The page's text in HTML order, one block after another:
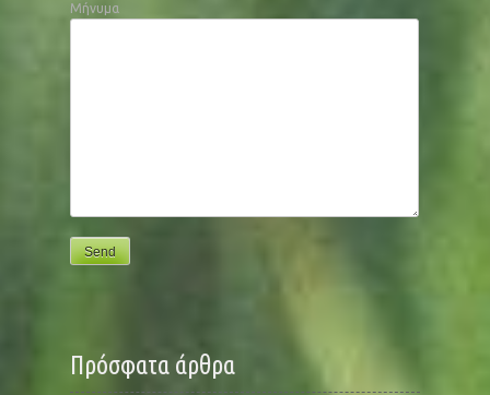
Μήνυμα
Πρόσφατα άρθρα